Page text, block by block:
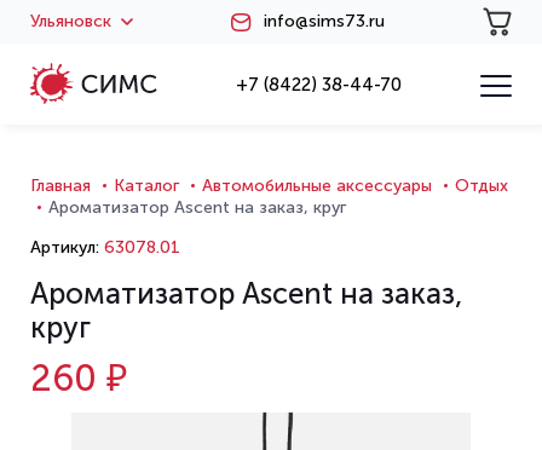
Ульяновск info@sims73.ru
+7 (8422) 38-44-70
Главная Каталог Автомобильные аксессуары
Отдых
Ароматизатор Ascent на заказ, круг
Артикул: 63078.01
Ароматизатор Ascent на заказ,
круг
260 ₽